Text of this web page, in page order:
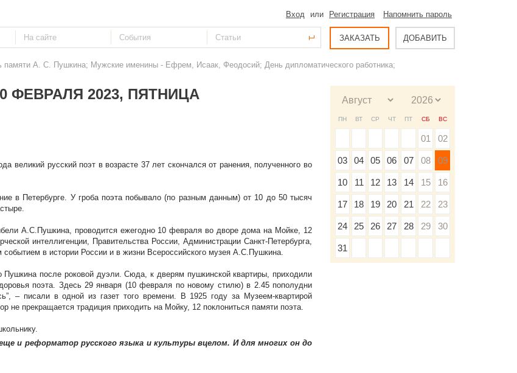
Вход или Регистрация Напомнить пароль
ЗАКАЗАТЬ ДОБАВИТЬ
памяти А. С. Пушкина; Мужские именины - Ефрем, Исаак, Феодосий; День дипломатического работника;
ФЕВРАЛЯ 2023, ПЯТНИЦА
великий русский поэт в возрасте 37 лет скончался от ранения, полученного во
в Петербурге. У гроба поэта побывало (по разным данным) от 10 до 50 тысяч
А.С.Пушкина, проводится ежегодно 10 февраля во дворе дома на Мойке, 12
интеллигенции, Правительства России, Администрации Санкт-Петербурга,
в истории России и в жизни Всероссийского музея А.С.Пушкина.
после роковой дуэли. Сюда, к дверям пушкинской квартиры, приходили
поэта. Здесь 29 января (10 февраля по новому стилю) в 2.45 пополудни
– писали в одной из газет того времени. В 1925 году за Музеем-квартирой
не прекращается традиция приходить на Мойку, 12 поклониться памяти поэта.
и реформатор русского языка и культуры вцелом. И для многих он до
ПН ВТ СР ЧТ ПТ СБ ВС
01 02
03 04 05 06 07 08 09
10 11 12 13 14 15 16
17 18 19 20 21 22 23
24 25 26 27 28 29 30
31